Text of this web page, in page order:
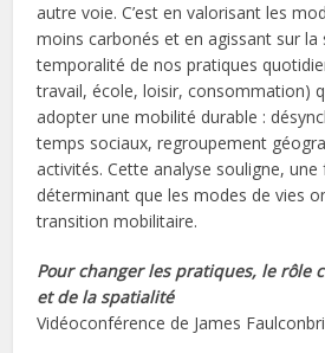
autre voie. C’est en valorisant les
moins carbonés et en agissant sur la
temporalité de nos pratiques
travail, école, loisir, consommation)
adopter une mobilité durable :
temps sociaux, regroupement
activités. Cette analyse souligne,
déterminant que les modes de vies
transition mobilitaire.
Pour changer les pratiques, le rôle
et de la spatialité
Vidéoconférence de James